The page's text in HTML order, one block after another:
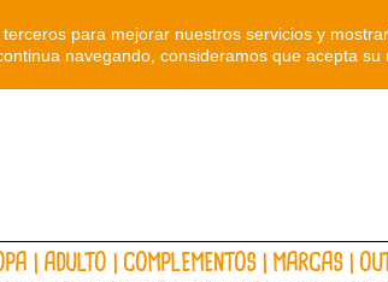
ADULTO COMPLEMENTOS MARCAS
para mejorar nuestros servicios y
navegando, consideramos que acepta